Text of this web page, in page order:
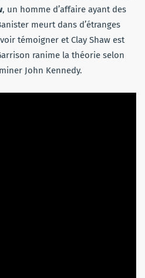
, un homme d’affaire ayant des
meurt dans d’étranges
témoigner et Clay Shaw est
ranime la théorie selon
John Kennedy.